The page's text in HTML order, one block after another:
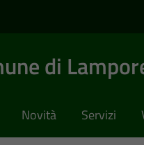
di
Novità Servizi